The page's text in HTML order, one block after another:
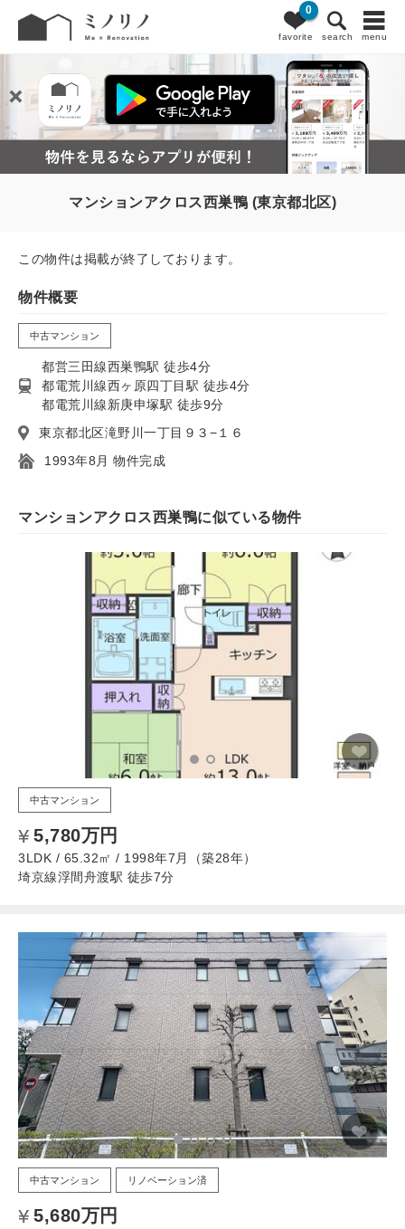
favorite
0
search menu
マンションアクロス西巣鴨 (東京都北区)
この物件は掲載が終了しております。
物件概要
中古マンション
都営三田線西巣鴨駅 徒歩4分
都電荒川線西ヶ原四丁目駅 徒歩4分
都電荒川線新庚申塚駅 徒歩9分
東京都北区滝野川一丁目９３−１６
1993年8月 物件完成
マンションアクロス西巣鴨に似ている物件
中古マンション
5,780万円
3LDK / 65.32㎡ / 1998年7月（築28年）
埼京線浮間舟渡駅 徒歩7分
中古マンション リノベーション済
5,680万円